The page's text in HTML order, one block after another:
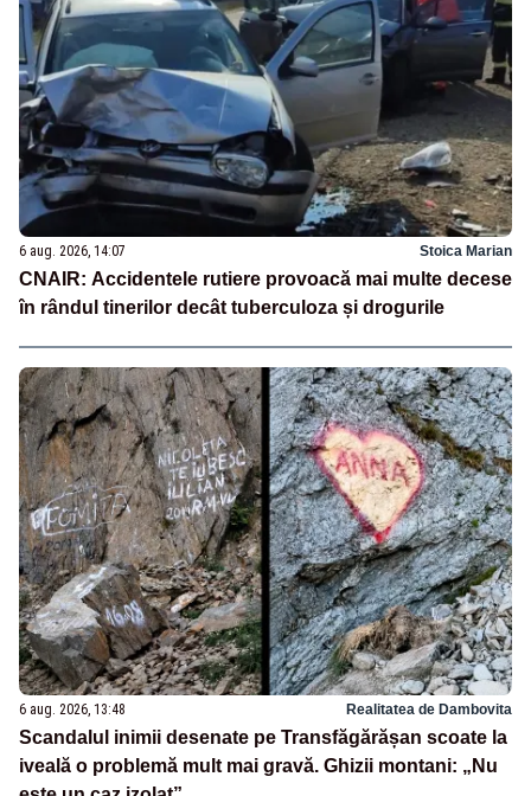
6 aug. 2026, 14:07 Stoica Marian
CNAIR: Accidentele rutiere provoacă mai multe decese
în rândul tinerilor decât tuberculoza și drogurile
6 aug. 2026, 13:48 Realitatea de Dambovita
Scandalul inimii desenate pe Transfăgărășan scoate la
iveală o problemă mult mai gravă. Ghizii montani: „Nu